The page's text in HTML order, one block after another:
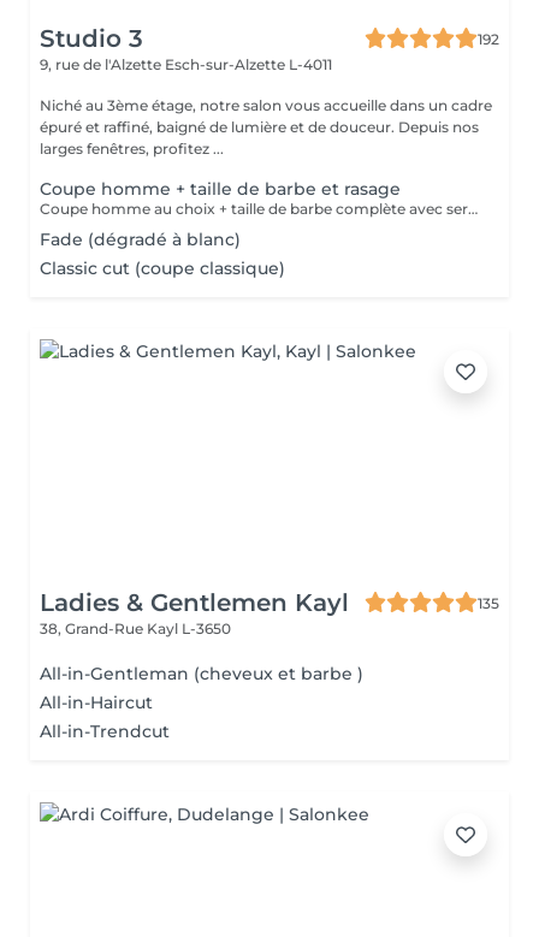
Studio 3
192
9, rue de l'Alzette Esch-sur-Alzette L-4011
Niché au 3ème étage, notre salon vous accueille dans un cadre
épuré et raffiné, baigné de lumière et de douceur. Depuis nos
larges fenêtres, profitez ...
Coupe homme + taille de barbe et rasage
Coupe homme au choix + taille de barbe complète avec serviette chaude, contours et finitions au rasoir.
Fade (dégradé à blanc)
Classic cut (coupe classique)
Ladies & Gentlemen Kayl
135
38, Grand-Rue Kayl L-3650
All-in-Gentleman (cheveux et barbe )
All-in-Haircut
All-in-Trendcut